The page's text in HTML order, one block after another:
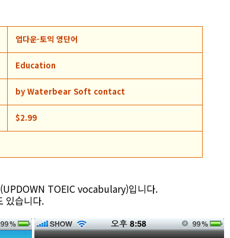
업다운-토익 영단어
Education
by Waterbear Soft contact
$2.99
TOEIC vocabulary)입니다.
있습니다.